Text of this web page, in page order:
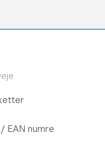
EAN numre